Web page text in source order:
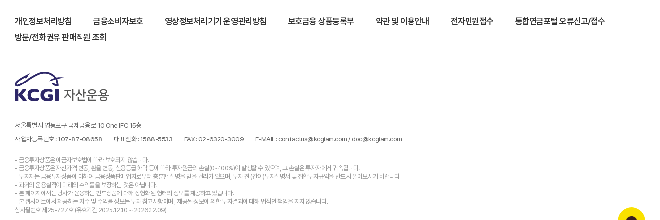
개인정보처리방침 금융소비자보호 영상정보처리기기 운영관리방침 보호금융 상품등록부 약관 및 이용안내 전자민원접수
통합연금포털 오류신고/접수
방문/전화권유 판매직원 조회
서울특별시 영등포구 국제금융로 10 One IFC 15층
사업자등록번호 : 107-87-08658
대표전화 : 1588-5533 FAX : 02-6320-3009 E-MAIL : contactus@kcgiam.com / doc@kcgiam.com
- 금융투자상품은 예금자보호법에 따라 보호되지 않습니다.
- 금융투자상품은 자산가격 변동, 환율 변동, 신용등급 하락 등에 따라 투자원금의 손실(0~100%)이 발생할 수 있으며, 그 손실은 투자자에게 귀속됩니다.
- 투자자는 금융투자상품에 대하여 금융상품판매업자로부터 충분한 설명을 받을 권리가 있으며, 투자 전 (간이)투자설명서 및 집합투자규약을 반드시 읽어보시기 바랍니다
- 과거의 운용실적이 미래의 수익률을 보장하는 것은 아닙니다.
- 본 페이지에서는 당사가 운용하는 펀드상품에 대해 정형화된 형태의 정보를 제공하고 있습니다.
- 본 웹사이트에서 제공하는 지수 및 수익률 정보는 투자 참고사항이며 , 제공된 정보에 의한 투자결과에 대해 법적인 책임을 지지 않습니다.
심사필번호 제25-727호 (유효기간 2025.12.10 ~ 2026.12.09)